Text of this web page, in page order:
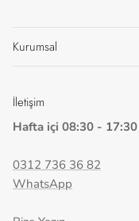
Kurumsal
İletişim
Hafta içi 08:30 - 17:30
0312 736 36 82
WhatsApp